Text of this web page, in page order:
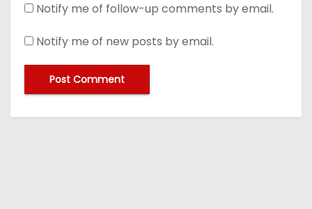
Notify me of follow-up comments by email.
Notify me of new posts by email.